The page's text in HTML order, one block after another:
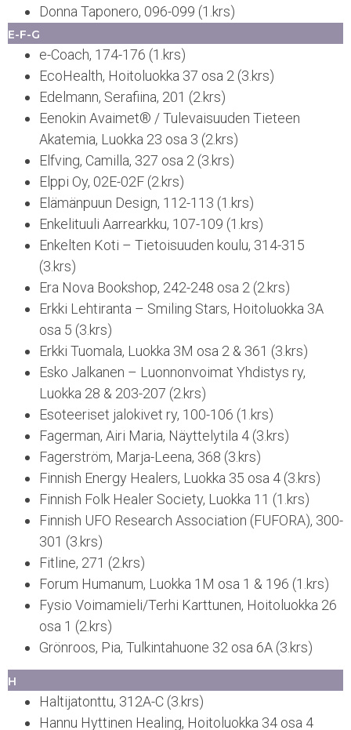
Donna Taponero, 096-099 (1.krs)
E-F-G
e-Coach, 174-176 (1.krs)
EcoHealth, Hoitoluokka 37 osa 2 (3.krs)
Edelmann, Serafiina, 201 (2.krs)
Eenokin Avaimet® / Tulevaisuuden Tieteen
Akatemia, Luokka 23 osa 3 (2.krs)
Elfving, Camilla, 327 osa 2 (3.krs)
Elppi Oy, 02E-02F (2.krs)
Elämänpuun Design, 112-113 (1.krs)
Enkelituuli Aarrearkku, 107-109 (1.krs)
Enkelten Koti – Tietoisuuden koulu, 314-315
(3.krs)
Era Nova Bookshop, 242-248 osa 2 (2.krs)
Erkki Lehtiranta – Smiling Stars, Hoitoluokka 3A
osa 5 (3.krs)
Erkki Tuomala, Luokka 3M osa 2 & 361 (3.krs)
Esko Jalkanen – Luonnonvoimat Yhdistys ry,
Luokka 28 & 203-207 (2.krs)
Esoteeriset jalokivet ry, 100-106 (1.krs)
Fagerman, Airi Maria, Näyttelytila 4 (3.krs)
Fagerström, Marja-Leena, 368 (3.krs)
Finnish Energy Healers, Luokka 35 osa 4 (3.krs)
Finnish Folk Healer Society, Luokka 11 (1.krs)
Finnish UFO Research Association (FUFORA), 300-
301 (3.krs)
Fitline, 271 (2.krs)
Forum Humanum, Luokka 1M osa 1 & 196 (1.krs)
Fysio Voimamieli/Terhi Karttunen, Hoitoluokka 26
osa 1 (2.krs)
Grönroos, Pia, Tulkintahuone 32 osa 6A (3.krs)
H
Haltijatonttu, 312A-C (3.krs)
Hannu Hyttinen Healing, Hoitoluokka 34 osa 4